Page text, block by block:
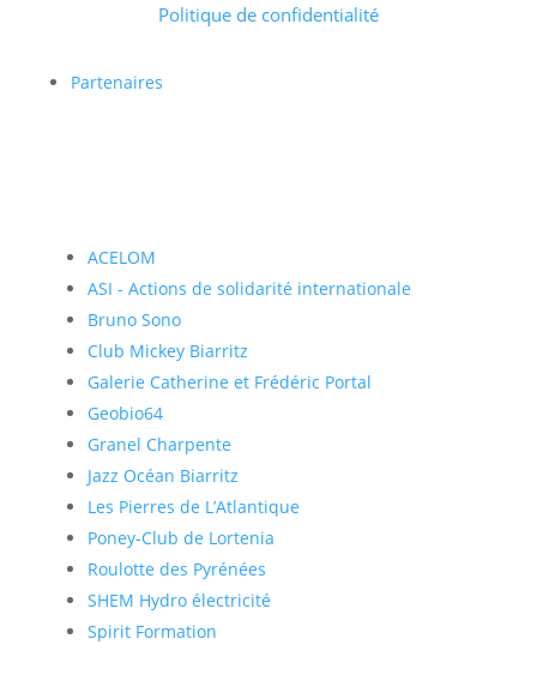
Politique de confidentialité
Partenaires
ACELOM
ASI - Actions de solidarité internationale
Bruno Sono
Club Mickey Biarritz
Galerie Catherine et Frédéric Portal
Geobio64
Granel Charpente
Jazz Océan Biarritz
Les Pierres de L’Atlantique
Poney-Club de Lortenia
Roulotte des Pyrénées
SHEM Hydro électricité
Spirit Formation